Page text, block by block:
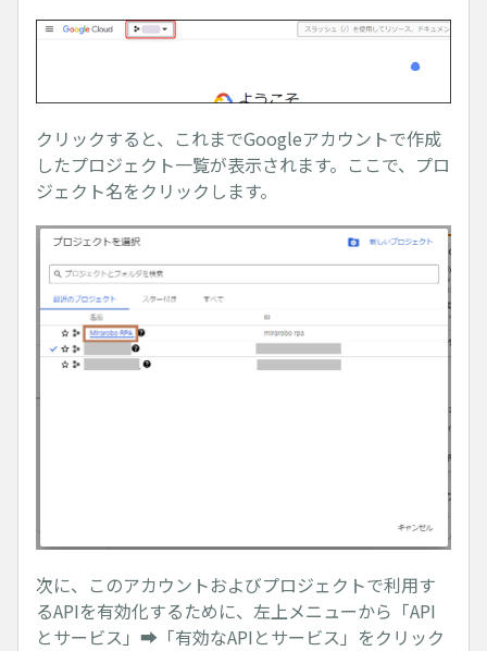
クリックすると、これまでGoogleアカウントで作成
したプロジェクト一覧が表示されます。ここで、プロ
ジェクト名をクリックします。
次に、このアカウントおよびプロジェクトで利用す
るAPIを有効化するために、左上メニューから「API
とサービス」➡「有効なAPIとサービス」をクリック